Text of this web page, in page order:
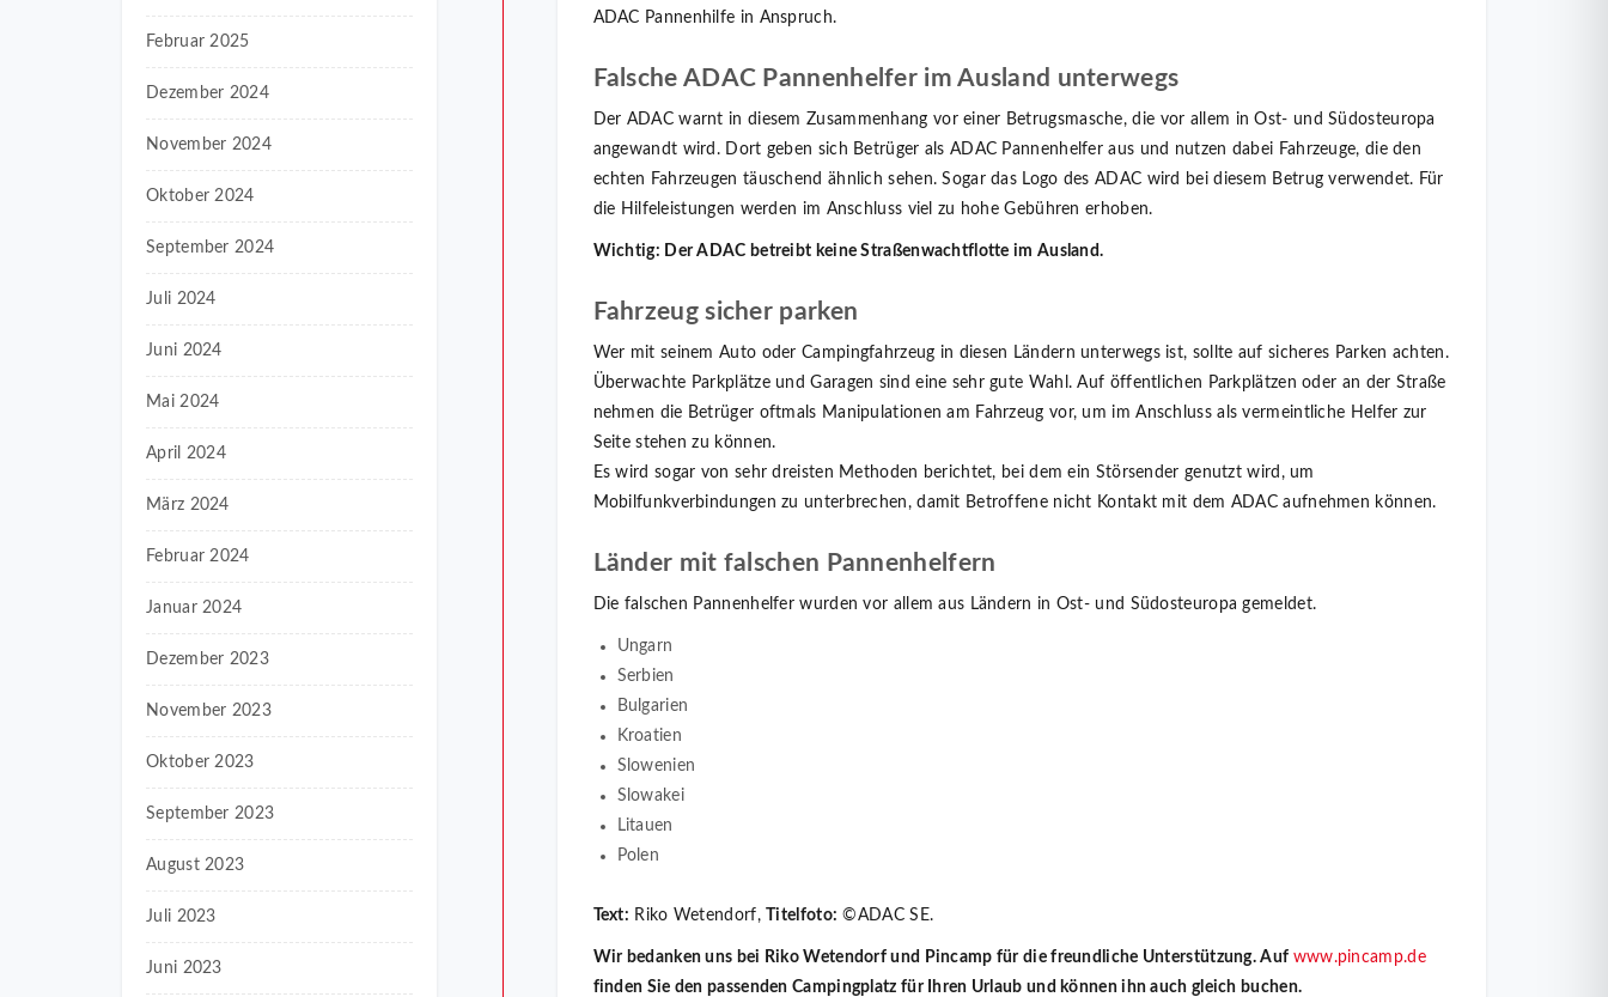
Februar 2025
Dezember 2024
November 2024
Oktober 2024
September 2024
Juli 2024
Juni 2024
Mai 2024
April 2024
März 2024
Februar 2024
Januar 2024
Dezember 2023
November 2023
Oktober 2023
September 2023
August 2023
Juli 2023
Juni 2023
ADAC Pannenhilfe in Anspruch.
Falsche ADAC Pannenhelfer im Ausland unterwegs
Der ADAC warnt in diesem Zusammenhang vor einer Betrugsmasche, die vor allem in Ost- und Südosteuropa
angewandt wird. Dort geben sich Betrüger als ADAC Pannenhelfer aus und nutzen dabei Fahrzeuge, die den
echten Fahrzeugen täuschend ähnlich sehen. Sogar das Logo des ADAC wird bei diesem Betrug verwendet. Für
die Hilfeleistungen werden im Anschluss viel zu hohe Gebühren erhoben.
Wichtig: Der ADAC betreibt keine Straßenwachtflotte im Ausland.
Fahrzeug sicher parken
Wer mit seinem Auto oder Campingfahrzeug in diesen Ländern unterwegs ist, sollte auf sicheres Parken achten.
Überwachte Parkplätze und Garagen sind eine sehr gute Wahl. Auf öffentlichen Parkplätzen oder an der Straße
nehmen die Betrüger oftmals Manipulationen am Fahrzeug vor, um im Anschluss als vermeintliche Helfer zur
Seite stehen zu können.
Es wird sogar von sehr dreisten Methoden berichtet, bei dem ein Störsender genutzt wird, um
Mobilfunkverbindungen zu unterbrechen, damit Betroffene nicht Kontakt mit dem ADAC aufnehmen können.
Länder mit falschen Pannenhelfern
Die falschen Pannenhelfer wurden vor allem aus Ländern in Ost- und Südosteuropa gemeldet.
Ungarn
Serbien
Bulgarien
Kroatien
Slowenien
Slowakei
Litauen
Polen
Text: Riko Wetendorf,Titelfoto: ©ADAC SE.
Wir bedanken uns bei Riko Wetendorf und Pincamp für die freundliche Unterstützung. Auf www.pincamp.de
finden Sie den passenden Campingplatz für Ihren Urlaub und können ihn auch gleich buchen.